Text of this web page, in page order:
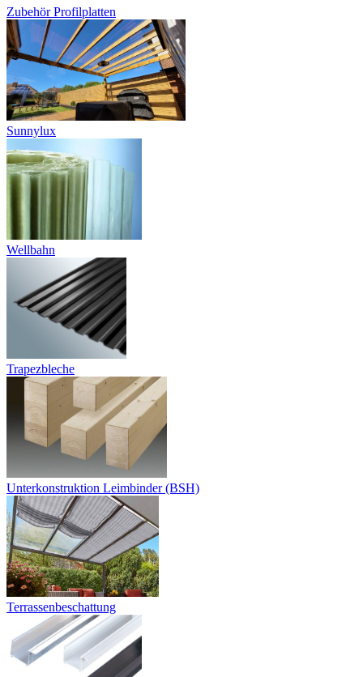
Zubehör Profilplatten
Sunnylux
Wellbahn
Trapezbleche
Unterkonstruktion Leimbinder (BSH)
Terrassenbeschattung